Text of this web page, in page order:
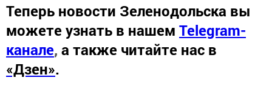
Теперь новости Зеленодольска вы
можете узнать в нашем Telegram-
канале, а также читайте нас в
«Дзен».